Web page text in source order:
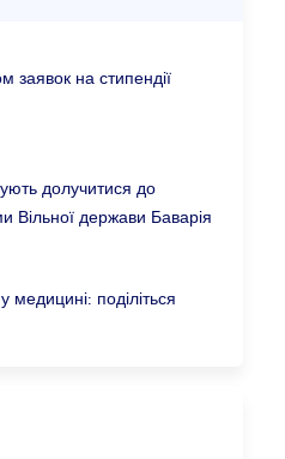
заявок на стипендії
долучитися до
Вільної держави Баварія
медицині: поділіться